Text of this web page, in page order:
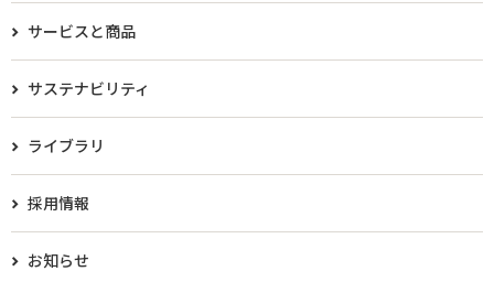
サービスと商品
サステナビリティ
ライブラリ
採用情報
お知らせ